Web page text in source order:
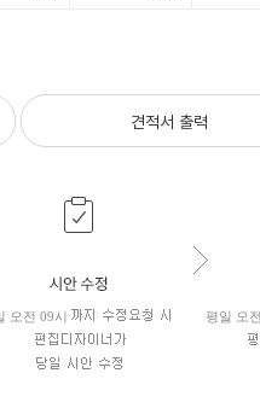
견적서 출력
오전 09시 평일 오